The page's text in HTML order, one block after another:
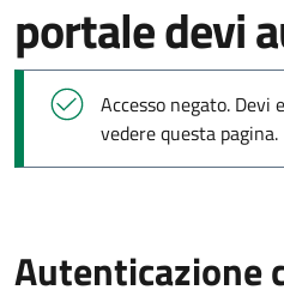
portale devi
Messaggio di
Accesso negato.
vedere questa pagina.
Autenticazione